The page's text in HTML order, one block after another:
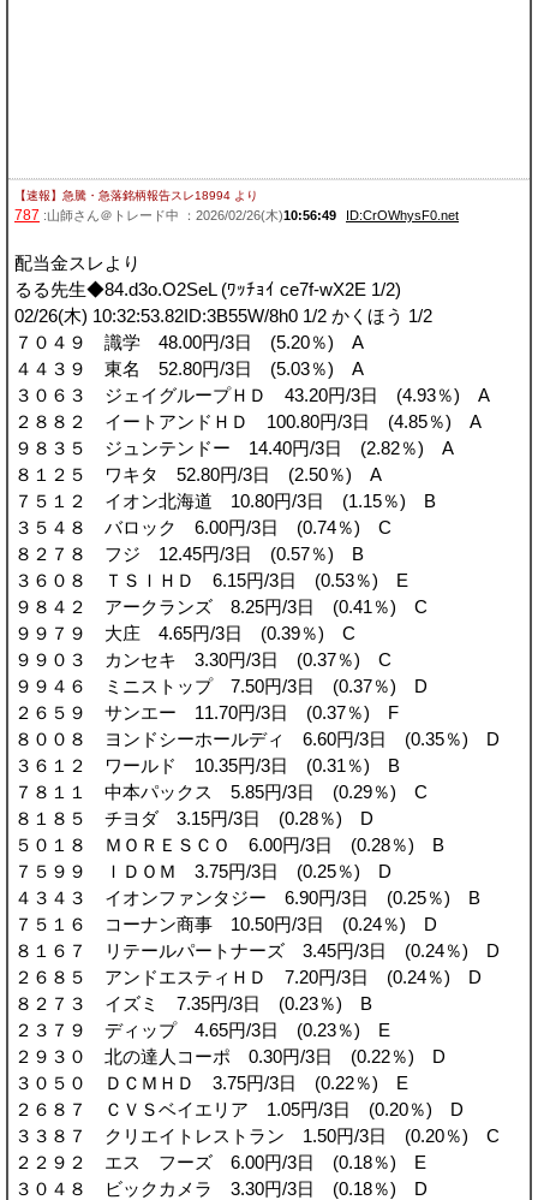
【速報】急騰・急落銘柄報告スレ18994 より
787 :山師さん＠トレード中 ：2026/02/26(木)10:56:49 ID:CrOWhysF0.net
配当金スレより
るる先生◆84.d3o.O2SeL (ﾜｯﾁｮｲ ce7f-wX2E 1/2)
02/26(木) 10:32:53.82ID:3B55W/8h0 1/2 かくほう 1/2
７０４９ 識学 48.00円/3日 (5.20％) A
４４３９ 東名 52.80円/3日 (5.03％) A
３０６３ ジェイグループＨＤ 43.20円/3日 (4.93％) A
２８８２ イートアンドＨＤ 100.80円/3日 (4.85％) A
９８３５ ジュンテンドー 14.40円/3日 (2.82％) A
８１２５ ワキタ 52.80円/3日 (2.50％) A
７５１２ イオン北海道 10.80円/3日 (1.15％) B
３５４８ バロック 6.00円/3日 (0.74％) C
８２７８ フジ 12.45円/3日 (0.57％) B
３６０８ ＴＳＩＨＤ 6.15円/3日 (0.53％) E
９８４２ アークランズ 8.25円/3日 (0.41％) C
９９７９ 大庄 4.65円/3日 (0.39％) C
９９０３ カンセキ 3.30円/3日 (0.37％) C
９９４６ ミニストップ 7.50円/3日 (0.37％) D
２６５９ サンエー 11.70円/3日 (0.37％) F
８００８ ヨンドシーホールディ 6.60円/3日 (0.35％) D
３６１２ ワールド 10.35円/3日 (0.31％) B
７８１１ 中本パックス 5.85円/3日 (0.29％) C
８１８５ チヨダ 3.15円/3日 (0.28％) D
５０１８ ＭＯＲＥＳＣＯ 6.00円/3日 (0.28％) B
７５９９ ＩＤＯＭ 3.75円/3日 (0.25％) D
４３４３ イオンファンタジー 6.90円/3日 (0.25％) B
７５１６ コーナン商事 10.50円/3日 (0.24％) D
８１６７ リテールパートナーズ 3.45円/3日 (0.24％) D
２６８５ アンドエスティＨＤ 7.20円/3日 (0.24％) D
８２７３ イズミ 7.35円/3日 (0.23％) B
２３７９ ディップ 4.65円/3日 (0.23％) E
２９３０ 北の達人コーポ 0.30円/3日 (0.22％) D
３０５０ ＤＣＭＨＤ 3.75円/3日 (0.22％) E
２６８７ ＣＶＳベイエリア 1.05円/3日 (0.20％) D
３３８７ クリエイトレストラン 1.50円/3日 (0.20％) C
２２９２ エス フーズ 6.00円/3日 (0.18％) E
３０４８ ビックカメラ 3.30円/3日 (0.18％) D